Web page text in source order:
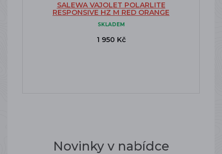
SALEWA VAJOLET POLARLITE
RESPONSIVE HZ M RED ORANGE
SKLADEM
1 950 Kč
Novinky v nabídce